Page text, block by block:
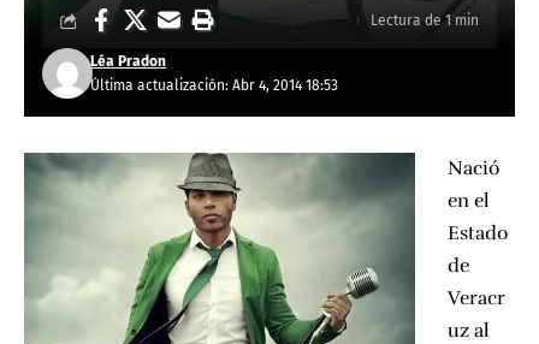
Última actualización: Abr 4, 2014 18:53
Léa Pradon
Lectura de 1 min
Nació
en el
Estado
de
Veracr
uz al